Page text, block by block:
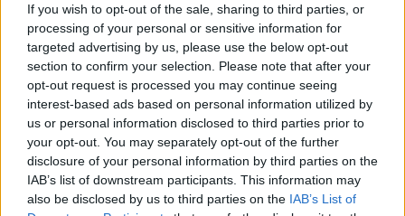
If you wish to opt-out of the sale, sharing to third parties, or
processing of your personal or sensitive information for
targeted advertising by us, please use the below opt-out
section to confirm your selection. Please note that after your
opt-out request is processed you may continue seeing
interest-based ads based on personal information utilized by
us or personal information disclosed to third parties prior to
your opt-out. You may separately opt-out of the further
disclosure of your personal information by third parties on the
IAB’s list of downstream participants. This information may
also be disclosed by us to third parties on the IAB’s List of
középpontba.
Történelmi táj, amelynek minden köve
mesél – megújul a tatai Angolkert
M1 bővítés: már zajlik a teljesen új
Bicske Kelet csomópont építése